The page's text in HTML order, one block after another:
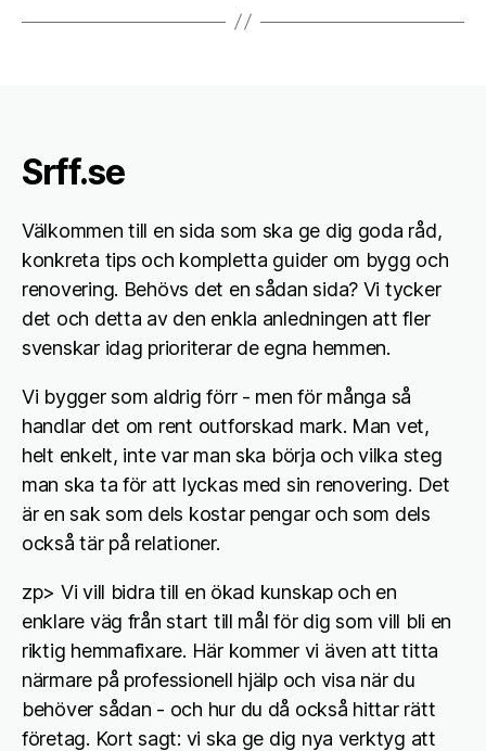
Srff.se
Välkommen till en sida som ska ge dig goda råd,
konkreta tips och kompletta guider om bygg och
renovering. Behövs det en sådan sida? Vi tycker
det och detta av den enkla anledningen att fler
svenskar idag prioriterar de egna hemmen.
Vi bygger som aldrig förr - men för många så
handlar det om rent outforskad mark. Man vet,
helt enkelt, inte var man ska börja och vilka steg
man ska ta för att lyckas med sin renovering. Det
är en sak som dels kostar pengar och som dels
också tär på relationer.
zp> Vi vill bidra till en ökad kunskap och en
enklare väg från start till mål för dig som vill bli en
riktig hemmafixare. Här kommer vi även att titta
närmare på professionell hjälp och visa när du
behöver sådan - och hur du då också hittar rätt
företag. Kort sagt: vi ska ge dig nya verktyg att